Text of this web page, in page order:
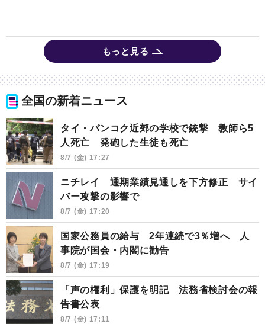
もっと見る
全国の新着ニュース
タイ・バンコク近郊の学校で銃撃 教師ら5
人死亡 発砲した生徒も死亡
8/7 (金) 17:27
ニチレイ 通期業績見通しを下方修正 サイ
バー攻撃の影響で
8/7 (金) 17:20
国家公務員の給与 2年連続で3％増へ 人
事院が国会・内閣に勧告
8/7 (金) 17:19
「声の権利」保護を明記 法務省検討会の報
告書公表
8/7 (金) 17:11